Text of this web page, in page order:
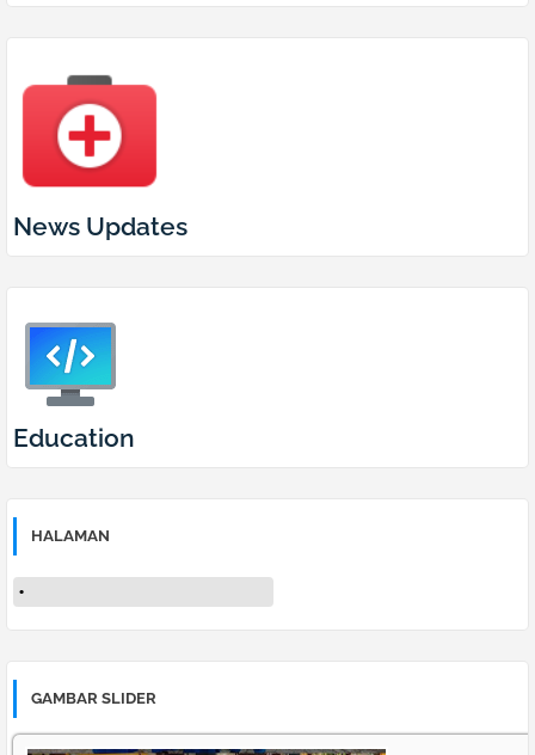
News Updates
Education
HALAMAN
GAMBAR SLIDER